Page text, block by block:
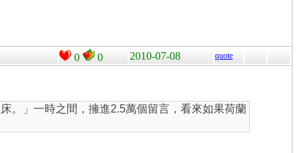
0 0 2010-07-08 quote
。」一時之間，擁進2.5萬個留言，看來如果荷蘭